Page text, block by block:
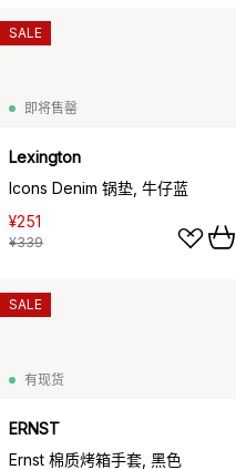
即将售罄
Lexington
Icons Denim 锅垫, 牛仔蓝
¥251
¥339
SALE
有现货
ERNST
Ernst 棉质烤箱手套, 黑色
SALE